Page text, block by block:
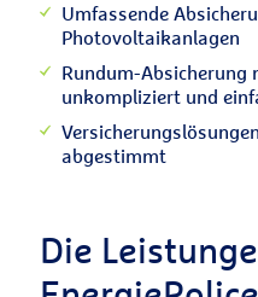
Umfassende
Photovoltaikanlagen
Rundum-Absicherung
unkompliziert und
abgestimmt
Die